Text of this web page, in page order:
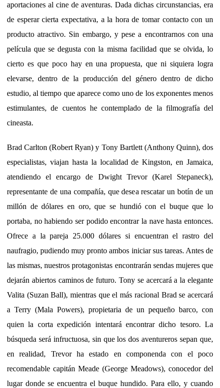
aportaciones al cine de aventuras. Dada dichas circunstancias, era
de esperar cierta expectativa, a la hora de tomar contacto con un
producto atractivo. Sin embargo, y pese a encontrarnos con una
película que se degusta con la misma facilidad que se olvida, lo
cierto es que poco hay en una propuesta, que ni siquiera logra
elevarse, dentro de la producción del género dentro de dicho
estudio, al tiempo que aparece como uno de los exponentes menos
estimulantes, de cuentos he contemplado de la filmografía del
cineasta.
Brad Carlton (Robert Ryan) y Tony Bartlett (Anthony Quinn), dos
especialistas, viajan hasta la localidad de Kingston, en Jamaica,
atendiendo el encargo de Dwight Trevor (Karel Stepaneck),
representante de una compañía, que desea rescatar un botín de un
millón de dólares en oro, que se hundió con el buque que lo
portaba, no habiendo ser podido encontrar la nave hasta entonces.
Ofrece a la pareja 25.000 dólares si encuentran el rastro del
naufragio, pudiendo muy pronto ambos iniciar sus tareas. Antes de
las mismas, nuestros protagonistas encontrarán sendas mujeres que
dejarán abiertos caminos de futuro. Tony se acercará a la elegante
Valita (Suzan Ball), mientras que el más racional Brad se acercará
a Terry (Mala Powers), propietaria de un pequeño barco, con
quien la corta expedición intentará encontrar dicho tesoro. La
búsqueda será infructuosa, sin que los dos aventureros sepan que,
en realidad, Trevor ha estado en componenda con el poco
recomendable capitán Meade (George Meadows), conocedor del
lugar donde se encuentra el buque hundido. Para ello, y cuando